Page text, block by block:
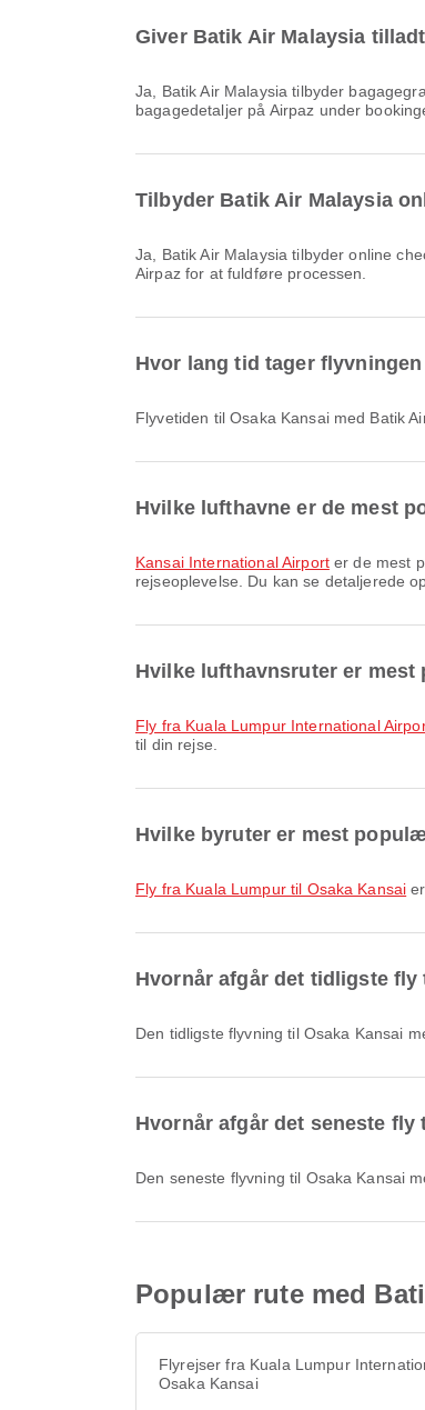
Giver Batik Air Malaysia
Ja, Batik Air Malaysia tilbyder bagagegrænse for Indenrigs & International flyvninger til Osaka Kansai. Detaljerne varierer afhængigt af billettype og destination. Du kan se
bagagedetaljer på Airpaz under
Tilbyder Batik Air Malaysia
Ja, Batik Air Malaysia tilbyder online check-in for fly til Osaka Kansai, så du nemt kan checke ind til din flyrejse via vores platform. Du skal blot følge instruktionerne på
Airpaz for at fuldføre processen.
Hvor lang tid tager
Flyvetiden til Osaka Kansai med Batik
Hvilke lufthavne er de mest
Kansai International Airporter de mest
rejseoplevelse. Du kan se detaljerede
Hvilke lufthavnsruter er
fly fra Kuala Lumpur International
til din rejse.
Hvilke byruter er mest
fly fra Kuala Lumpur til Osaka Kansai
Hvornår afgår det tidligste fly
Den tidligste flyvning til Osaka Kansai
Hvornår afgår det seneste fly
Den seneste flyvning til Osaka Kansai
Populær rute med
Flyrejser fra Kuala Lumpur
Osaka Kansai